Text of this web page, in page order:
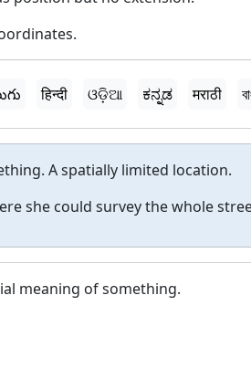
हिन्दी ଓଡ଼ିଆ ಕನ್ನಡ मराठी
A spatially limited location.
she could survey the whole
meaning of something.